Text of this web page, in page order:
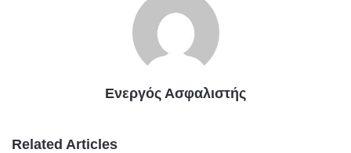
Ενεργός Ασφαλιστής
Related Articles